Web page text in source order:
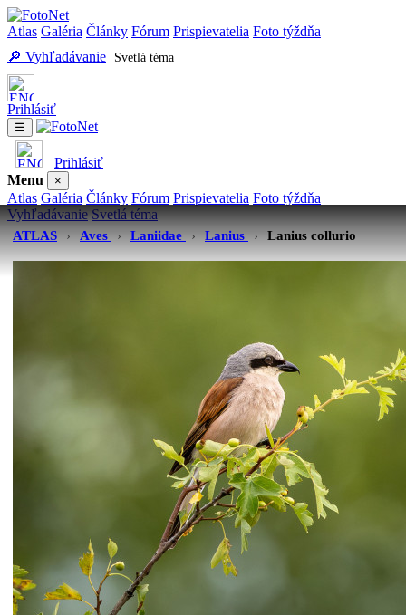
Atlas Galéria Články Fórum Prispievatelia Foto týždňa
🔎 Vyhľadávanie
Svetlá téma
Prihlásiť
☰
Prihlásiť
Menu
×
Atlas Galéria Články Fórum Prispievatelia Foto týždňa
Vyhľadávanie Svetlá téma
ATLAS › Aves › Laniidae › Lanius › Lanius collurio